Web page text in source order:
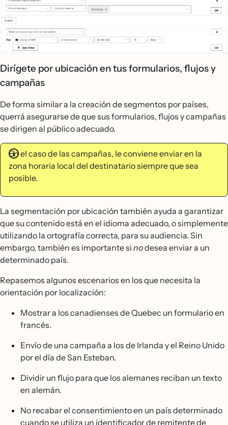
Dirígete por ubicación en tus formularios, flujos y
campañas
De forma similar a la creación de segmentos por países,
querrá asegurarse de que sus formularios, flujos y campañas
se dirigen al público adecuado.
En el caso de las campañas, le conviene enviar en la
zona horaria local del destinatario siempre que sea
posible.
La segmentación por ubicación también ayuda a garantizar
que su contenido está en el idioma adecuado, o simplemente
utilizando la ortografía correcta, para su audiencia. Sin
embargo, también es importante si nodesea enviar a un
determinado país.
Repasemos algunos escenarios en los que necesita la
orientación por localización:
Mostrar a los canadienses de Quebec un formulario en
francés.
Envío de una campaña a los de Irlanda y el Reino Unido
por el día de San Esteban.
Dividir un flujo para que los alemanes reciban un texto
en alemán.
No recabar el consentimiento en un país determinado
cuando se utiliza un identificador de remitente de